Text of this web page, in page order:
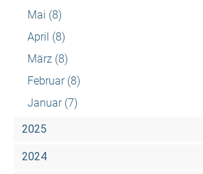
Mai (8)
April (8)
März (8)
Februar (8)
Januar (7)
2025
2024